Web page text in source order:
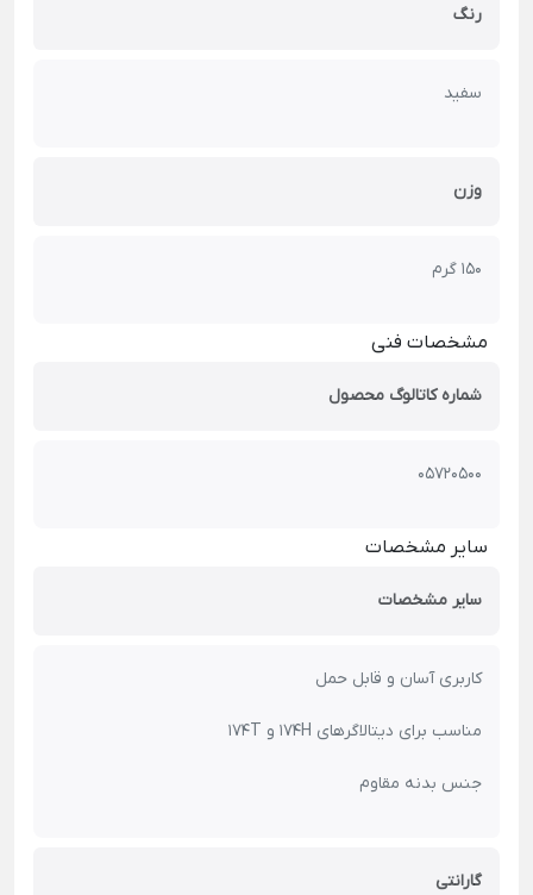
رنگ
سفید
وزن
150 گرم
مشخصات فنی
شماره کاتالوگ محصول
05720500
سایر مشخصات
سایر مشخصات
کاربری آسان و قابل حمل
مناسب برای دیتالاگرهای 174H و 174T
جنس بدنه مقاوم
گارانتی